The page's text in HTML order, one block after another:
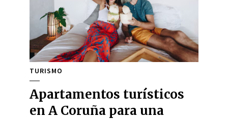
TURISMO
Apartamentos turísticos
en A Coruña para una